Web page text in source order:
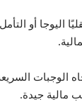
أو
الوجبات
مالية جيدة.